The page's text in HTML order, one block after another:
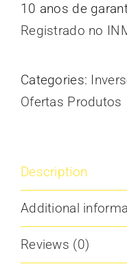
10 anos de
Registrado no
Categories:
Ofertas Produtos
Description
Additional
Reviews (0)